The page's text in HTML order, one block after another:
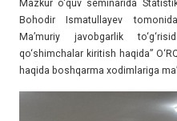
Mazkur o'quv seminarida
Bohodir Ismatullayev
Ma’muriy javobgarlik
qo‘shimchalar kiritish haqida”
haqida boshqarma xodimlariga